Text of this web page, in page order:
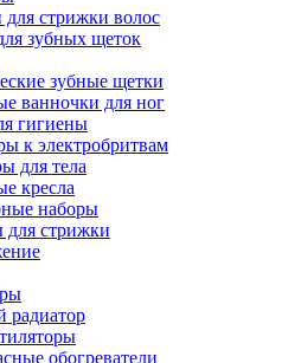
стрижки волос
зубных щеток
зубные щетки
ванночки для ног
гигиены
к электробритвам
для тела
кресла
наборы
стрижки
радиатор
обогреватели